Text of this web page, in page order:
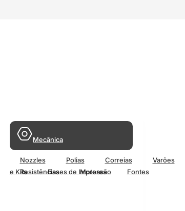
Resistências Motores
Fontes
Mecânica
Nozzles Polias Correias
Varões
e Kits
Bases de Impressão